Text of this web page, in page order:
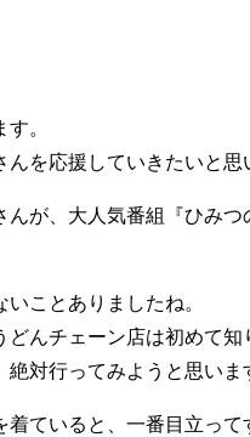
。
を応援していきたいと思
んが、大人気番組『ひみ
ことありましたね。
どんチェーン店は初めて知
絶対行ってみようと思いま
着ていると、一番目立っ